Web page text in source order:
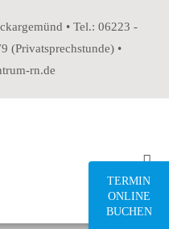
• Tel.: 06223 -
(Privatsprechstunde) •
rn.de
TERMIN
ONLINE
BUCHEN